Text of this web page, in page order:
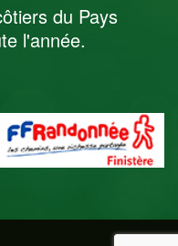
du Pays
l'année.